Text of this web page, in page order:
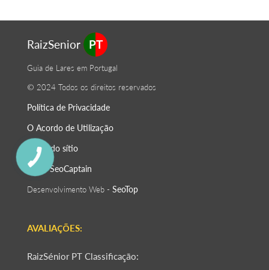
RaizSenior PT
Guia de Lares em Portugal
© 2024 Todos os direitos reservados
Política de Privacidade
O Acordo de Utilização
Mapa do sítio
SEO -SeoСaptain
Desenvolvimento Web - SeoTop
AVALIAÇÕES:
RaizSénior PT Classificação: